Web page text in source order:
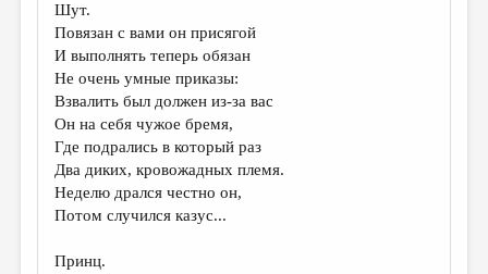
Шут.
Повязан с вами он присягой
И выполнять теперь обязан
Не очень умные приказы:
Взвалить был должен из-за вас
Он на себя чужое бремя,
Где подрались в который раз
Два диких, кровожадных племя.
Неделю дрался честно он,
Потом случился казус...
Принц.